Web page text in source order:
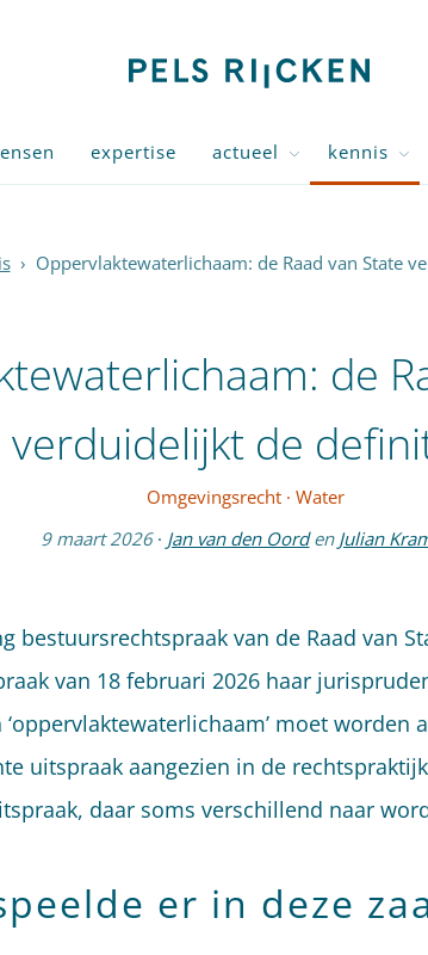
expertise actueel kennis
› Oppervlaktewaterlichaam: de Raad van State
de
verduidelijkt de
Omgevingsrecht · Water
9 maart 2026 · Jan van den Oord en Julian
bestuursrechtspraak van de Raad van
van 18 februari 2026 haar
moet worden
uitspraak aangezien in de
daar soms verschillend naar
er in deze